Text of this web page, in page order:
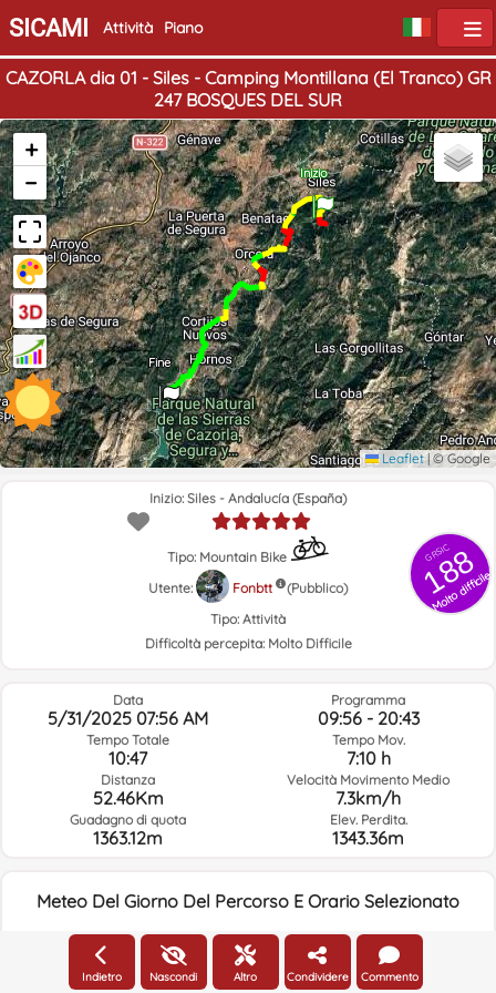
SICAMI Attività Piano
CAZORLA dia 01 - Siles - Camping Montillana (El Tranco) GR
247 BOSQUES DEL SUR
Inizio
Fine
+
−
Leaflet |© Google
GRSIC
188
Molto difficile
Inizio: Siles - Andalucía (España)
Tipo: Mountain Bike
Utente:
Fonbtt
(Pubblico)
Tipo: Attività
Difficoltà percepita: Molto Difficile
Data
5/31/2025 07:56 AM
Tempo Totale
10:47
Distanza
52.46Km
Guadagno di quota
1363.12m
Programma
09:56 - 20:43
Tempo Mov.
7:10 h
Velocità Movimento Medio
7.3km/h
Elev. Perdita.
1343.36m
Meteo Del Giorno Del Percorso E Orario Selezionato
07:00
Indietro Nascondi Altro Condividere Commento